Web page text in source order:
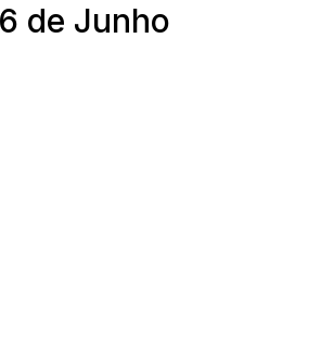
de Junho